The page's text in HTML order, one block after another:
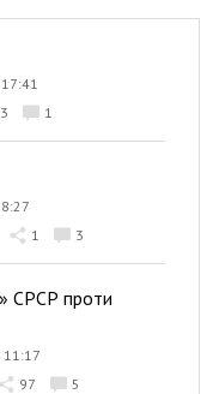
1
1 3
СРСР проти
11:17
97 5